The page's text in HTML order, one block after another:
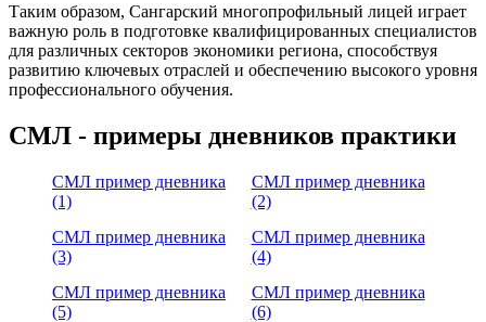
Таким образом, Сангарский многопрофильный лицей играет
важную роль в подготовке квалифицированных специалистов
для различных секторов экономики региона, способствуя
развитию ключевых отраслей и обеспечению высокого уровня
профессионального обучения.
СМЛ - примеры дневников практики
СМЛ пример дневника
(1)
СМЛ пример дневника
(2)
СМЛ пример дневника
(3)
СМЛ пример дневника
(4)
СМЛ пример дневника
(5)
СМЛ пример дневника
(6)